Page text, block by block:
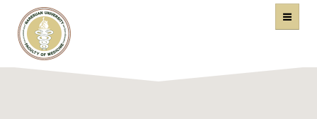
คณะแพทยศาสตร์